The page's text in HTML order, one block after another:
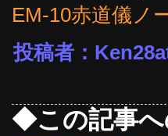
EM-10赤道儀ノ
投稿者：
◆この記事へ